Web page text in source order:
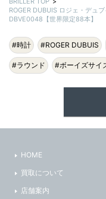
ROGER DUBUIS ロジェ・デュ
DBVE0048【世界限定88本】
#時計 #ROGER DUBUIS
#ラウンド #ボーイズサイ
HOME
買取について
店舗案内